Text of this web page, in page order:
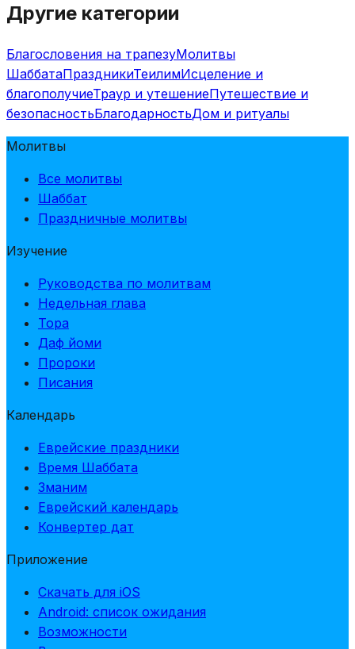
Другие категории
Благословения на трапезуМолитвы
ШаббатаПраздникиТеилимИсцеление и
благополучиеТраур и утешениеПутешествие и
безопасностьБлагодарностьДом и ритуалы
Молитвы
Все молитвы
Шаббат
Праздничные молитвы
Изучение
Руководства по молитвам
Недельная глава
Тора
Даф йоми
Пророки
Писания
Календарь
Еврейские праздники
Время Шаббата
Зманим
Еврейский календарь
Конвертер дат
Приложение
Скачать для iOS
Android: список ожидания
Возможности